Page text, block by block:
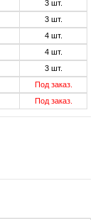
3 шт.
3 шт.
4 шт.
4 шт.
3 шт.
Под заказ.
Под заказ.